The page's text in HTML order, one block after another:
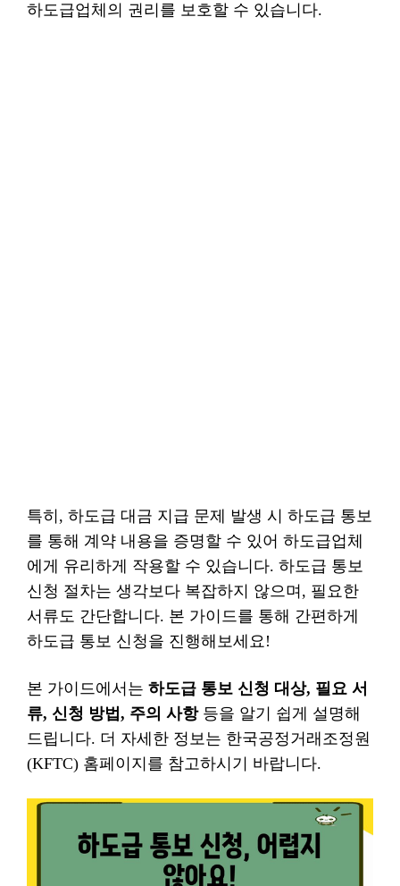
하도급업체의 권리를 보호할 수 있습니다.
특히, 하도급 대금 지급 문제 발생 시 하도급 통보
를 통해 계약 내용을 증명할 수 있어 하도급업체
에게 유리하게 작용할 수 있습니다. 하도급 통보
신청 절차는 생각보다 복잡하지 않으며, 필요한
서류도 간단합니다. 본 가이드를 통해 간편하게
하도급 통보 신청을 진행해보세요!
본 가이드에서는 하도급 통보 신청 대상, 필요 서
류, 신청 방법, 주의 사항등을 알기 쉽게 설명해
드립니다. 더 자세한 정보는 한국공정거래조정원
(KFTC) 홈페이지를 참고하시기 바랍니다.